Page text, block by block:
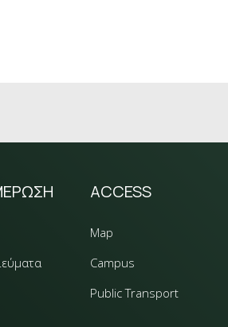
ACCESS
Map
Campus
Public Transport